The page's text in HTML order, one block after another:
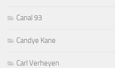
Canal 93
Candye Kane
Carl Verheyen